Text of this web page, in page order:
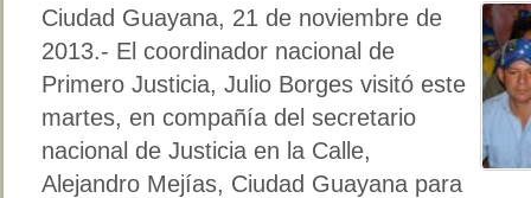
Ciudad Guayana, 21 de noviembre de
2013.- El coordinador nacional de
Primero Justicia, Julio Borges visitó este
martes, en compañía del secretario
nacional de Justicia en la Calle,
Alejandro Mejías, Ciudad Guayana para